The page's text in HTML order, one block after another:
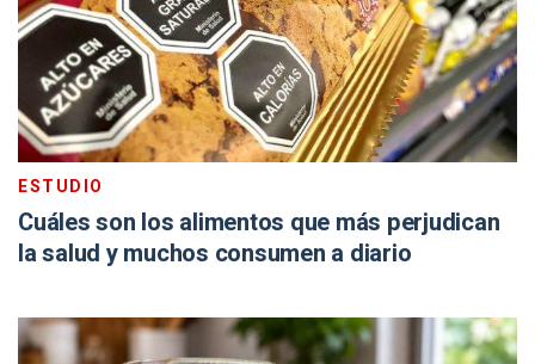
ESTUDIO
Cuáles son los alimentos que más perjudican
la salud y muchos consumen a diario